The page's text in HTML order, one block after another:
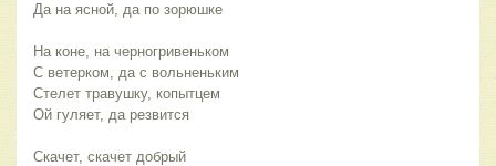
Да на ясной, да по зорюшке
На коне, на черногривеньком
С ветерком, да с вольненьким
Стелет травушку, копытцем
Ой гуляет, да резвится
Скачет, скачет добрый